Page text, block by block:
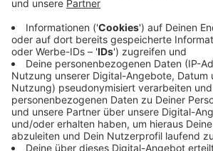
Strafanzeige gestellt,
Die Polizei hofft jetzt auf Hinweise
Veröffentlicht:Dienstag, 18.08.2020
Anzeige